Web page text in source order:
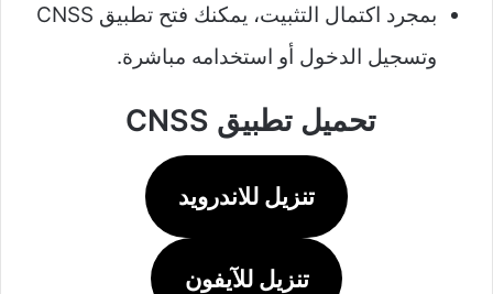
بمجرد اكتمال التثبيت، يمكنك فتح تطبيق CNSS
وتسجيل الدخول أو استخدامه مباشرة.
تحميل تطبيق CNSS
تنزيل للاندرويد
تنزيل للآيفون